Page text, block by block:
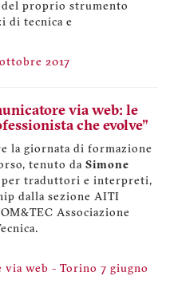
del proprio strumento
di tecnica e
via web: le
che evolve"
la giornata di formazione
tenuto da Simone
per traduttori e interpreti,
dalla sezione AITI
Associazione